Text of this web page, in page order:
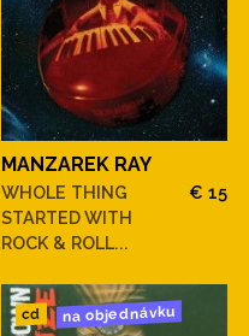
MANZAREK RAY
WHOLE THING
STARTED WITH
ROCK & ROLL...
€ 15
cd na objednávku